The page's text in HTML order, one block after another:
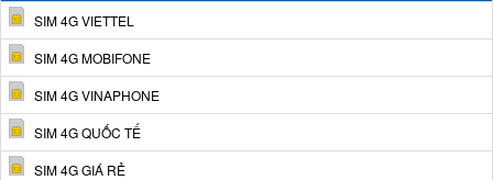
SIM 4G VIETTEL
SIM 4G MOBIFONE
SIM 4G VINAPHONE
SIM 4G QUỐC TẾ
SIM 4G GIÁ RẺ